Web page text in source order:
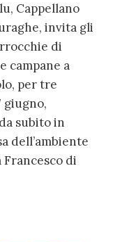
Cappellano
invita gli
di
campane a
per tre
giugno,
subito in
dell’ambiente
di